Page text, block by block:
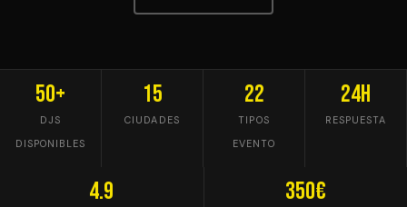
50+
DJS
DISPONIBLES
15
CIUDADES
22
TIPOS
EVENTO
24h
RESPUESTA
4.9 350€